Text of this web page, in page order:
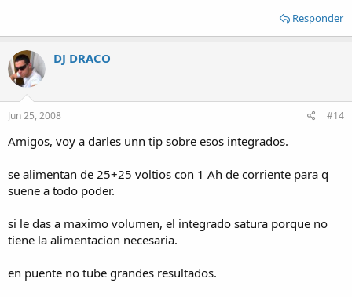
Responder
DJ DRACO
Jun 25, 2008 #14
Amigos, voy a darles unn tip sobre esos integrados.
se alimentan de 25+25 voltios con 1 Ah de corriente para q
suene a todo poder.
si le das a maximo volumen, el integrado satura porque no
tiene la alimentacion necesaria.
en puente no tube grandes resultados.